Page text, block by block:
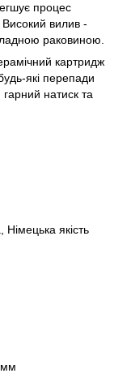
процес
вилив -
раковиною.
картридж
які перепади
гарний натиск та
якість
мм